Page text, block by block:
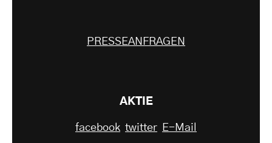
PRESSEANFRAGEN
AKTIE
facebook twitter E-Mail